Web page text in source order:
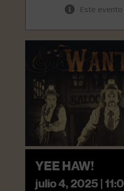
Este evento
YEE HAW!
julio 4, 2025 |